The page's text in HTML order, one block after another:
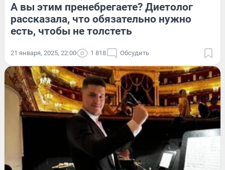
А вы этим пренебрегаете? Диетолог
рассказала, что обязательно нужно
есть, чтобы не толстеть
21 января, 2025, 22:00 1 818 Обсудить